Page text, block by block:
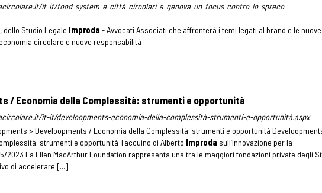
it-it/food-system-e-città-circolari-a-genova-un-focus-contro-lo-spreco-
, dello Studio Legale Improda - Avvocati Associati che affronterà i temi legati al brand e le nuove
circolare e nuove responsabilità .
/ Economia della Complessità: strumenti e opportunità
it-it/develoopments-economia-della-complessità-strumenti-e-opportunità.aspx
> Develoopments / Economia della Complessità: strumenti e opportunità
strumenti e opportunità Taccuino di Alberto Improda sull’Innovazione per la
2023 La Ellen MacArthur Foundation rappresenta una tra le maggiori fondazioni private degli
di accelerare [...]